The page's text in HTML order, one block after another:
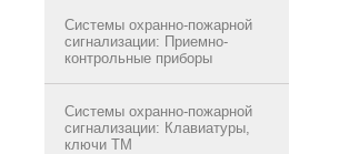
Системы охранно-пожарной
сигнализации: Приемно-
контрольные приборы
Системы охранно-пожарной
сигнализации: Клавиатуры,
ключи ТМ